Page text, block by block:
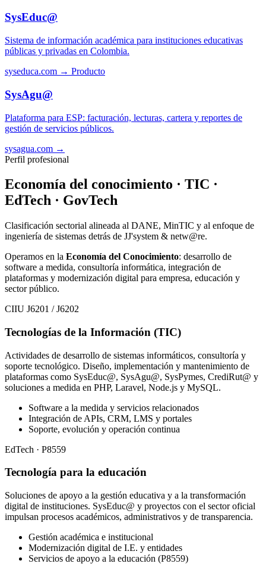
SysEduc@
Sistema de información académica para instituciones educativas
públicas y privadas en Colombia.
syseduca.com → Producto
SysAgu@
Plataforma para ESP: facturación, lecturas, cartera y reportes de
gestión de servicios públicos.
sysagua.com →
Perfil profesional
Economía del conocimiento · TIC ·
EdTech · GovTech
Clasificación sectorial alineada al DANE, MinTIC y al enfoque de
ingeniería de sistemas detrás de JJ'system & netw@re.
Operamos en la Economía del Conocimiento: desarrollo de
software a medida, consultoría informática, integración de
plataformas y modernización digital para empresa, educación y
sector público.
CIIU J6201 / J6202
Tecnologías de la Información (TIC)
Actividades de desarrollo de sistemas informáticos, consultoría y
soporte tecnológico. Diseño, implementación y mantenimiento de
plataformas como SysEduc@, SysAgu@, SysPymes, CrediRut@ y
soluciones a medida en PHP, Laravel, Node.js y MySQL.
Software a la medida y servicios relacionados
Integración de APIs, CRM, LMS y portales
Soporte, evolución y operación continua
EdTech · P8559
Tecnología para la educación
Soluciones de apoyo a la gestión educativa y a la transformación
digital de instituciones. SysEduc@ y proyectos con el sector oficial
impulsan procesos académicos, administrativos y de transparencia.
Gestión académica e institucional
Modernización digital de I.E. y entidades
Servicios de apoyo a la educación (P8559)